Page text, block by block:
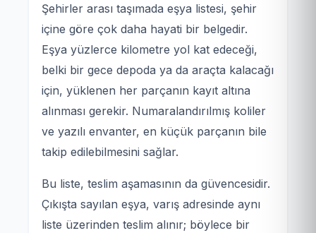
Şehirler arası taşımada eşya listesi, şehir
içine göre çok daha hayati bir belgedir.
Eşya yüzlerce kilometre yol kat edeceği,
belki bir gece depoda ya da araçta kalacağı
için, yüklenen her parçanın kayıt altına
alınması gerekir. Numaralandırılmış koliler
ve yazılı envanter, en küçük parçanın bile
takip edilebilmesini sağlar.
Bu liste, teslim aşamasının da güvencesidir.
Çıkışta sayılan eşya, varış adresinde aynı
liste üzerinden teslim alınır; böylece bir